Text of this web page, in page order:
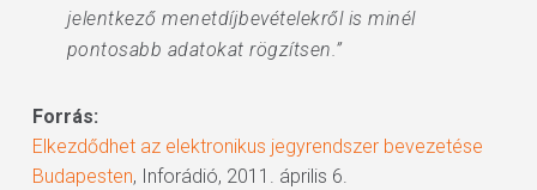
jelentkező menetdíjbevételekről is minél
pontosabb adatokat rögzítsen.”
Forrás:
Elkezdődhet az elektronikus jegyrendszer bevezetése
Budapesten, Inforádió, 2011. április 6.